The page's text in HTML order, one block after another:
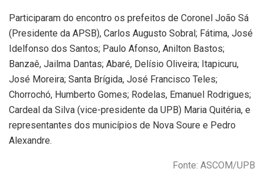
Participaram do encontro os prefeitos de Coronel João Sá
(Presidente da APSB), Carlos Augusto Sobral; Fátima, José
Idelfonso dos Santos; Paulo Afonso, Anilton Bastos;
Banzaê, Jailma Dantas; Abaré, Delísio Oliveira; Itapicuru,
José Moreira; Santa Brígida, José Francisco Teles;
Chorrochó, Humberto Gomes; Rodelas, Emanuel Rodrigues;
Cardeal da Silva (vice-presidente da UPB) Maria Quitéria, e
representantes dos municípios de Nova Soure e Pedro
Alexandre.
Fonte: ASCOM/UPB